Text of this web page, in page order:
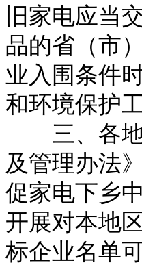
旧家电应当
品的省（市
业入围条件
和环境保护
三、各地
及管理办法
促家电下乡
开展对本地
标企业名单